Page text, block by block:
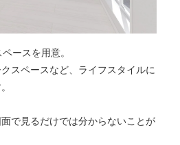
ースを用意。
スペースなど、ライフスタイルに
で見るだけでは分からないことが